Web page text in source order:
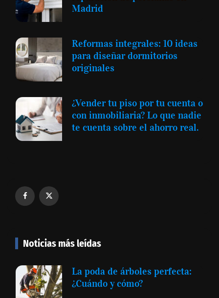
Madrid
Reformas integrales: 10 ideas
para diseñar dormitorios
originales
¿Vender tu piso por tu cuenta o
con inmobiliaria? Lo que nadie
te cuenta sobre el ahorro real.
Noticias más leídas
La poda de árboles perfecta:
¿Cuándo y cómo?